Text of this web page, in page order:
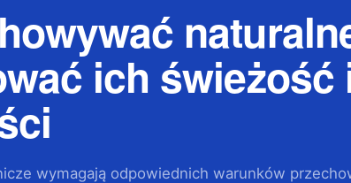
ich świeżość
wymagają odpowiednich warunków